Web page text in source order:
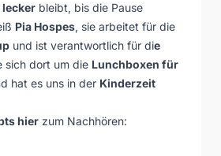
lecker bleibt, bis die Pause
Pia Hospes, sie arbeitet für die
und ist verantwortlich für die
sich dort um die Lunchboxen für
hat es uns in der Kinderzeit
hier zum Nachhören: